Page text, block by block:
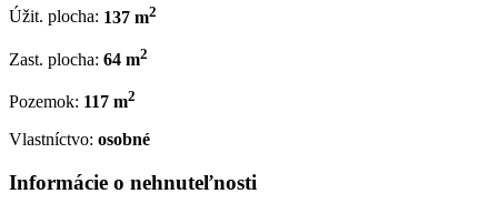
Úžit. plocha: 137 m2
Zast. plocha: 64 m2
Pozemok: 117 m2
Vlastníctvo: osobné
Informácie o nehnuteľnosti